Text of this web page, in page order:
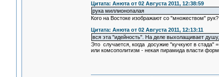
Цитата: Анюта от 02 Августа 2011, 12:38:59
рука миллионопалая
Кого на Востоке изображают со "множеством" рук?
Цитата: Анюта от 02 Августа 2011, 12:13:11
вся эта "идейность". На деле выхолащивает
Это случается, когда досужие "кучкуют в стада"
или комсополитизм - некая пирамида власти